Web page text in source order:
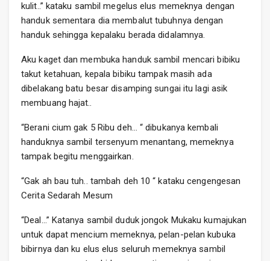
kulit..” kataku sambil megelus elus memeknya dengan
handuk sementara dia membalut tubuhnya dengan
handuk sehingga kepalaku berada didalamnya.
Aku kaget dan membuka handuk sambil mencari bibiku
takut ketahuan, kepala bibiku tampak masih ada
dibelakang batu besar disamping sungai itu lagi asik
membuang hajat..
“Berani cium gak 5 Ribu deh… “ dibukanya kembali
handuknya sambil tersenyum menantang, memeknya
tampak begitu menggairkan.
“Gak ah bau tuh.. tambah deh 10 “ kataku cengengesan
Cerita Sedarah Mesum
“Deal…” Katanya sambil duduk jongok Mukaku kumajukan
untuk dapat mencium memeknya, pelan-pelan kubuka
bibirnya dan ku elus elus seluruh memeknya sambil